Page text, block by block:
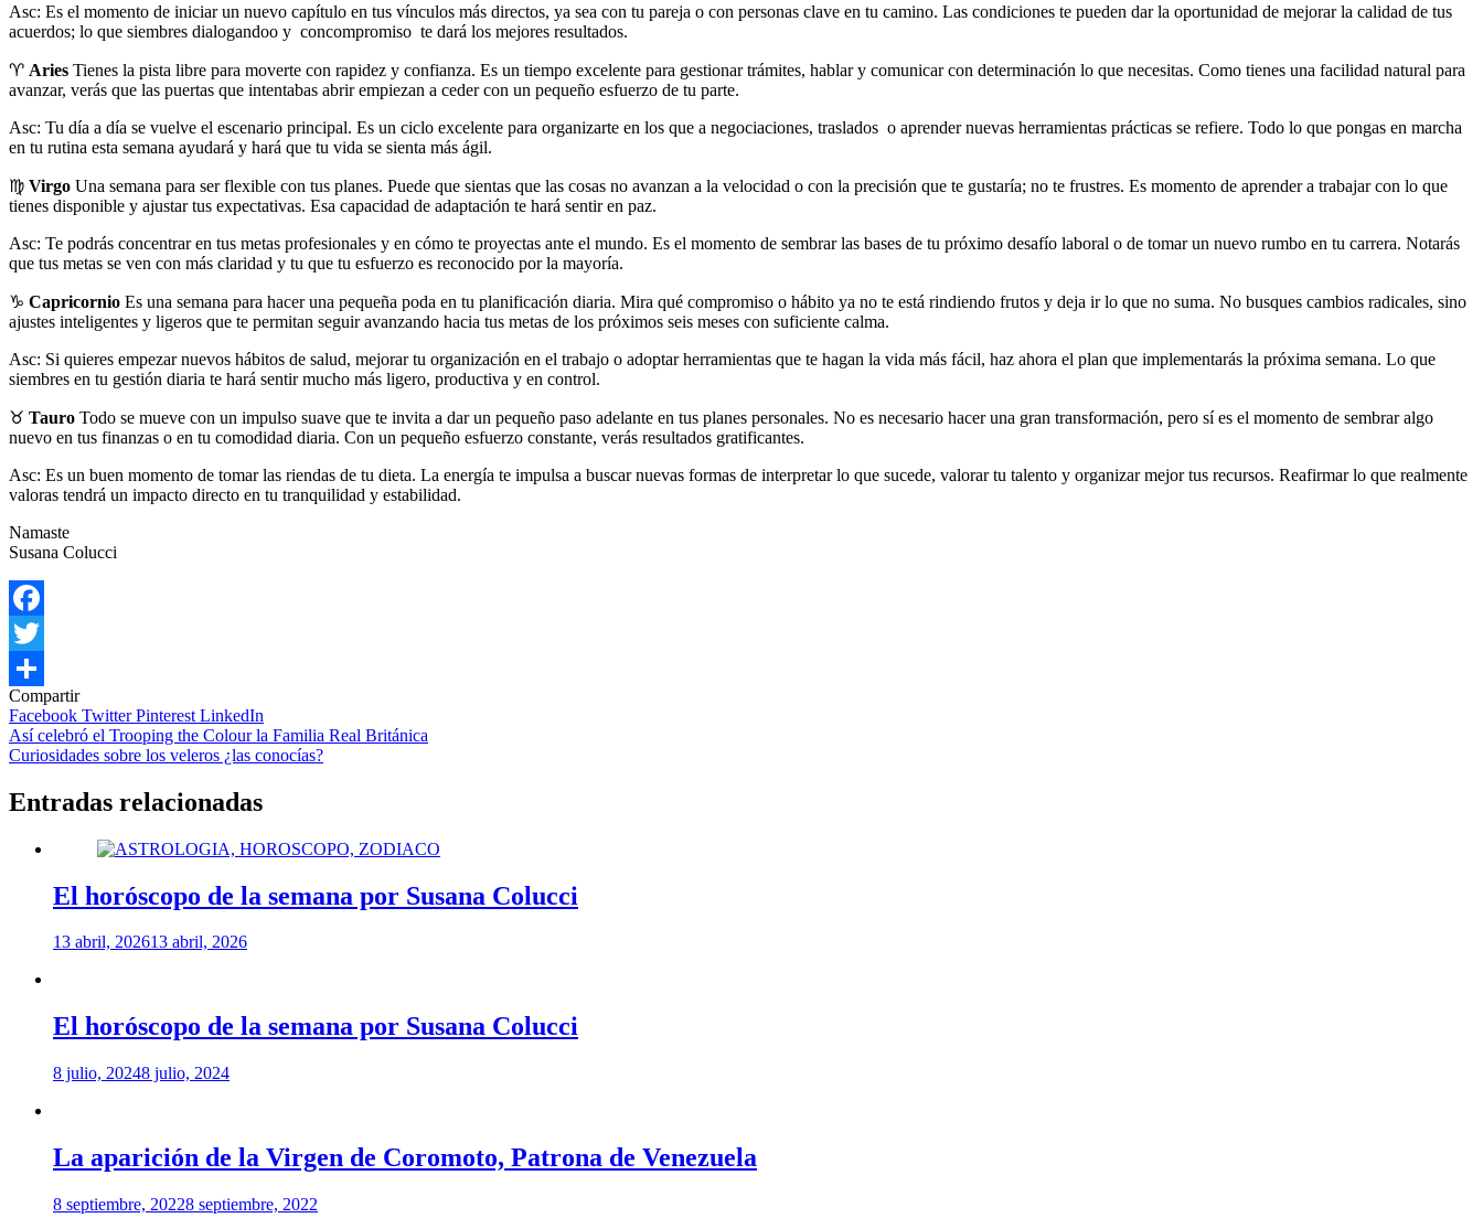
Asc: Es el momento de iniciar un nuevo capítulo en tus vínculos más directos, ya sea con tu pareja o con personas clave en tu camino. Las condiciones te pueden dar la oportunidad de mejorar la calidad de tus
acuerdos; lo que siembres dialogandoo y concompromiso te dará los mejores resultados.
♈ Aries Tienes la pista libre para moverte con rapidez y confianza. Es un tiempo excelente para gestionar trámites, hablar y comunicar con determinación lo que necesitas. Como tienes una facilidad natural para
avanzar, verás que las puertas que intentabas abrir empiezan a ceder con un pequeño esfuerzo de tu parte.
Asc: Tu día a día se vuelve el escenario principal. Es un ciclo excelente para organizarte en los que a negociaciones, traslados o aprender nuevas herramientas prácticas se refiere. Todo lo que pongas en marcha
en tu rutina esta semana ayudará y hará que tu vida se sienta más ágil.
♍ Virgo Una semana para ser flexible con tus planes. Puede que sientas que las cosas no avanzan a la velocidad o con la precisión que te gustaría; no te frustres. Es momento de aprender a trabajar con lo que
tienes disponible y ajustar tus expectativas. Esa capacidad de adaptación te hará sentir en paz.
Asc: Te podrás concentrar en tus metas profesionales y en cómo te proyectas ante el mundo. Es el momento de sembrar las bases de tu próximo desafío laboral o de tomar un nuevo rumbo en tu carrera. Notarás
que tus metas se ven con más claridad y tu que tu esfuerzo es reconocido por la mayoría.
♑ Capricornio Es una semana para hacer una pequeña poda en tu planificación diaria. Mira qué compromiso o hábito ya no te está rindiendo frutos y deja ir lo que no suma. No busques cambios radicales, sino
ajustes inteligentes y ligeros que te permitan seguir avanzando hacia tus metas de los próximos seis meses con suficiente calma.
Asc: Si quieres empezar nuevos hábitos de salud, mejorar tu organización en el trabajo o adoptar herramientas que te hagan la vida más fácil, haz ahora el plan que implementarás la próxima semana. Lo que
siembres en tu gestión diaria te hará sentir mucho más ligero, productiva y en control.
♉ Tauro Todo se mueve con un impulso suave que te invita a dar un pequeño paso adelante en tus planes personales. No es necesario hacer una gran transformación, pero sí es el momento de sembrar algo
nuevo en tus finanzas o en tu comodidad diaria. Con un pequeño esfuerzo constante, verás resultados gratificantes.
Asc: Es un buen momento de tomar las riendas de tu dieta. La energía te impulsa a buscar nuevas formas de interpretar lo que sucede, valorar tu talento y organizar mejor tus recursos. Reafirmar lo que realmente
valoras tendrá un impacto directo en tu tranquilidad y estabilidad.
Namaste
Susana Colucci
Facebook
Twitter
Compartir
Compartir
Facebook TwitterPinterest LinkedIn
Navegación
de
entradas
Así celebró el Trooping the Colour la Familia Real Británica
Curiosidades sobre los veleros ¿las conocías?
Entradas relacionadas
El horóscopo de la semana por Susana Colucci
13 abril, 202613 abril, 2026
El horóscopo de la semana por Susana Colucci
8 julio, 20248 julio, 2024
La aparición de la Virgen de Coromoto, Patrona de Venezuela
8 septiembre, 20228 septiembre, 2022